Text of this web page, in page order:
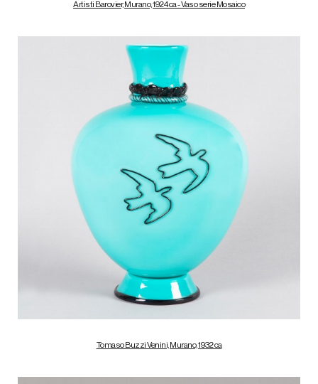
Artisti Barovier, Murano, 1924 ca - Vaso serie Mosaico
Tomaso Buzzi Venini, Murano, 1932 ca